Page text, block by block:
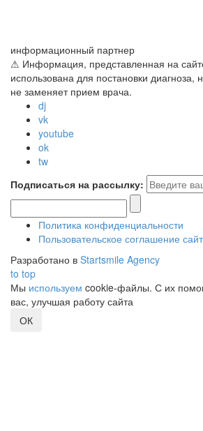
информационный партнер
⚠ Информация, представленная на
использована для постановки диагноза,
не заменяет прием врача.
dj
vk
youtube
ok
tw
Подписаться на рассылку:
Политика конфиденциальности
Пользовательское соглашение
Разработано в Startsmile Agency
to top
Мы используем cookie-файлы. С их
вас, улучшая работу сайта
ОК